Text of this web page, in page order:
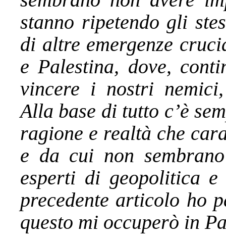
stanno ripetendo gli
di altre emergenze
e Palestina, dove,
vincere i nostri nemici,
Alla base di tutto c’è
ragione e realtà che
e da cui non
esperti di geopolitica
precedente articolo ho
questo mi occuperò in